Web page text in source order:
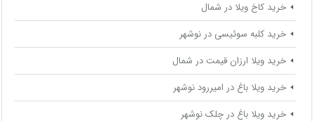
خرید کاخ ویلا در شمال
خرید کلبه سوئیسی در نوشهر
خرید ویلا ارزان قیمت در شمال
خرید ویلا باغ در امیررود نوشهر
خرید ویلا باغ در چلک نوشهر